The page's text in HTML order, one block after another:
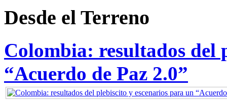
Desde el Terreno
Colombia: resultados del
“Acuerdo de Paz 2.0”